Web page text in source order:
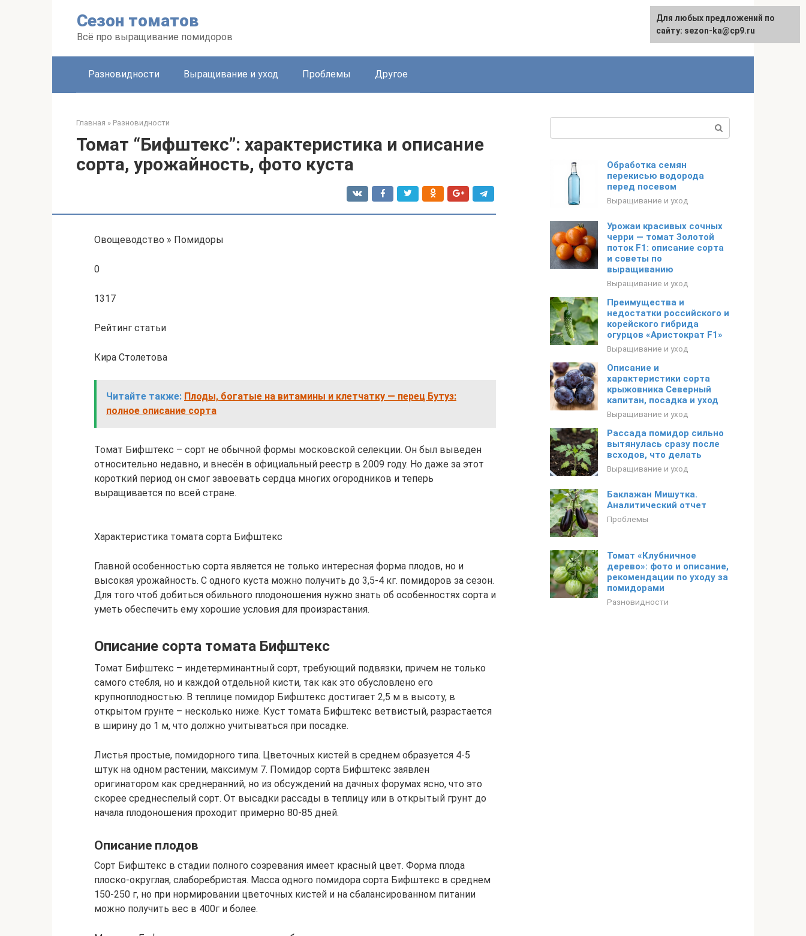
Сезон томатов
Всё про выращивание помидоров
Разновидности Выращивание и уход Проблемы Другое
Главная » Разновидности
Томат “Бифштекс”: характеристика и описание
сорта, урожайность, фото куста
Овощеводство » Помидоры
0
1317
Рейтинг статьи
Кира Столетова
Читайте также: Плоды, богатые на витамины и клетчатку — перец Бутуз:
полное описание сорта
Томат Бифштекс – сорт не обычной формы московской селекции. Он был выведен
относительно недавно, и внесён в официальный реестр в 2009 году. Но даже за этот
короткий период он смог завоевать сердца многих огородников и теперь
выращивается по всей стране.
Характеристика томата сорта Бифштекс
Главной особенностью сорта является не только интересная форма плодов, но и
высокая урожайность. С одного куста можно получить до 3,5-4 кг. помидоров за сезон.
Для того чтоб добиться обильного плодоношения нужно знать об особенностях сорта и
уметь обеспечить ему хорошие условия для произрастания.
Описание сорта томата Бифштекс
Томат Бифштекс – индетерминантный сорт, требующий подвязки, причем не только
самого стебля, но и каждой отдельной кисти, так как это обусловлено его
крупноплодностью. В теплице помидор Бифштекс достигает 2,5 м в высоту, в
открытом грунте – несколько ниже. Куст томата Бифштекс ветвистый, разрастается
в ширину до 1 м, что должно учитываться при посадке.
Листья простые, помидорного типа. Цветочных кистей в среднем образуется 4-5
штук на одном растении, максимум 7. Помидор сорта Бифштекс заявлен
оригинатором как среднеранний, но из обсуждений на дачных форумах ясно, что это
скорее среднеспелый сорт. От высадки рассады в теплицу или в открытый грунт до
начала плодоношения проходит примерно 80-85 дней.
Описание плодов
Сорт Бифштекс в стадии полного созревания имеет красный цвет. Форма плода
плоско-округлая, слаборебристая. Масса одного помидора сорта Бифштекс в среднем
150-250 г, но при нормировании цветочных кистей и на сбалансированном питании
можно получить вес в 400г и более.
Обработка семян
перекисью водорода
перед посевом
Выращивание и уход
Урожаи красивых сочных
черри — томат Золотой
поток F1: описание сорта
и советы по
выращиванию
Выращивание и уход
Преимущества и
недостатки российского и
корейского гибрида
огурцов «Аристократ F1»
Выращивание и уход
Описание и
характеристики сорта
крыжовника Северный
капитан, посадка и уход
Выращивание и уход
Рассада помидор сильно
вытянулась сразу после
всходов, что делать
Выращивание и уход
Баклажан Мишутка.
Аналитический отчет
Проблемы
Томат «Клубничное
дерево»: фото и описание,
рекомендации по уходу за
помидорами
Разновидности
Для любых предложений по
сайту: sezon-ka@cp9.ru